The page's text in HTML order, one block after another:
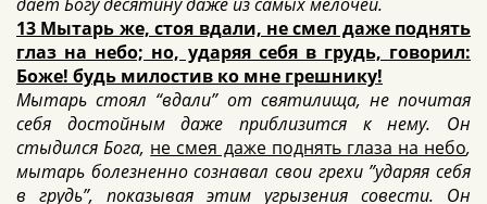
13 Мытарь же, стоя вдали, не смел даже поднять
глаз на небо; но, ударяя себя в грудь, говорил:
Боже! будь милостив ко мне грешнику!
Мытарь стоял “вдали” от святилища, не почитая
себя достойным даже приблизится к нему. Он
стыдился Бога, не смея даже поднять глаза на небо,
мытарь болезненно сознавал свои грехи ”ударяя себя
в грудь”, показывая этим угрызения совести. Он